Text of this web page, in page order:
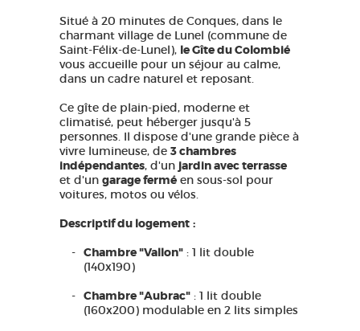
Situé à 20 minutes de Conques, dans le
charmant village de Lunel (commune de
Saint-Félix-de-Lunel), le Gîte du Colombié
vous accueille pour un séjour au calme,
dans un cadre naturel et reposant.
Ce gîte de plain-pied, moderne et
climatisé, peut héberger jusqu'à 5
personnes. Il dispose d'une grande pièce à
vivre lumineuse, de 3 chambres
indépendantes, d'un jardin avec terrasse
et d'un garage fermé en sous-sol pour
voitures, motos ou vélos.
Descriptif du logement :
Chambre "Vallon" : 1 lit double
(140x190)
Chambre "Aubrac" : 1 lit double
(160x200) modulable en 2 lits simples